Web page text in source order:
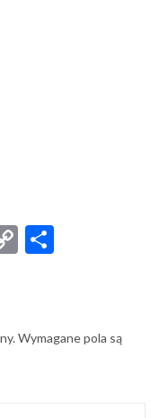
Copy
Wymagane pola są